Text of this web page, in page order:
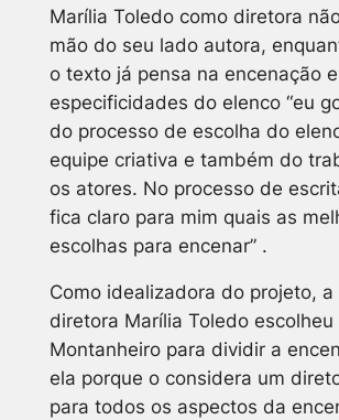
Marília Toledo como diretora
mão do seu lado autora,
o texto já pensa na encenação
especificidades do elenco “eu
do processo de escolha do
equipe criativa e também do
os atores. No processo de
fica claro para mim quais as
escolhas para encenar” .
Como idealizadora do projeto, a
diretora Marília Toledo escolheu
Montanheiro para dividir a
ela porque o considera um
para todos os aspectos da